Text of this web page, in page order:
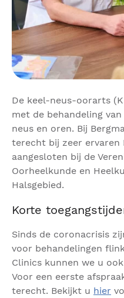
De keel-neus-oorarts
met de behandeling
neus en oren. Bij
terecht bij zeer ervaren
aangesloten bij de
Oorheelkunde en
Halsgebied.
Korte
Sinds de coronacrisis
voor behandelingen
Clinics kunnen we u
Voor een eerste
terecht. Bekijkt u hier